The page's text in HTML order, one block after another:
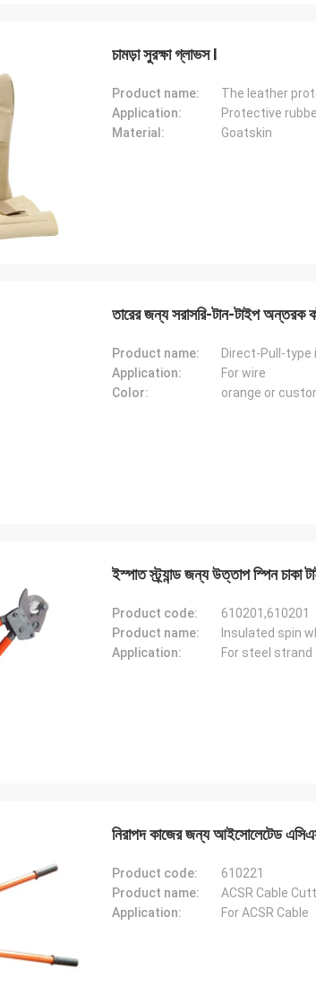
চামড়া সুরক্ষা গ্লাভস I
Product name:
The leather
Application:
Protective
Material:
Goatskin
তারের জন্য সরাসরি-টান-টাইপ অন্তরক
Product name:
Direct-Pull-
Application:
For wire
Color:
orange or
ইস্পাত স্ট্র্যান্ড জন্য উত্তাপ স্পিন চাকা
Product code:
610201,610201
Product name:
Insulated spin
Application:
For steel strand
নিরাপদ কাজের জন্য আইসোলেটেড
Product code:
610221
Product name:
ACSR Cable
Application:
For ACSR Cable